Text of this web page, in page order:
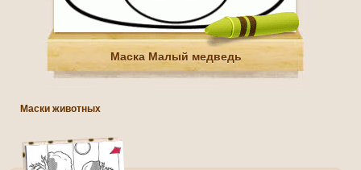
Маска Малый медведь
Маски животных